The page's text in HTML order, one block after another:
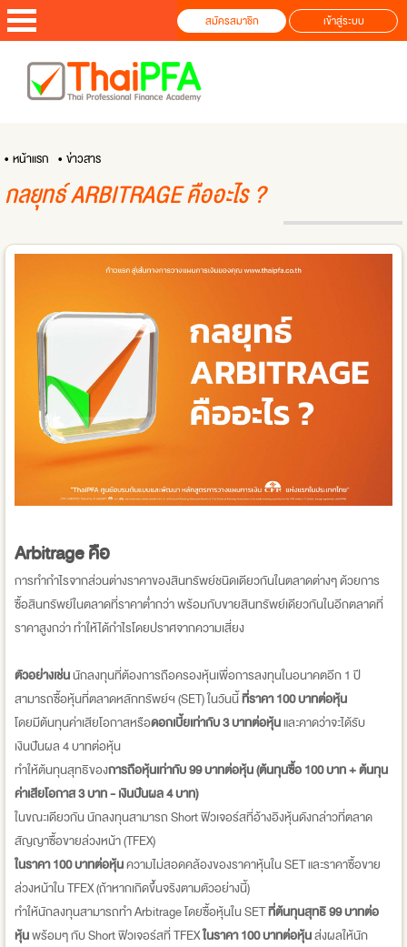
สมัครสมาชิก เข้าสู่ระบบ
• หน้าแรก • ข่าวสาร
กลยุทธ์ ARBITRAGE คืออะไร ?
Arbitrage คือ
การทำกำไรจากส่วนต่างราคาของสินทรัพย์ชนิดเดียวกันในตลาดต่างๆ ด้วยการ
ซื้อสินทรัพย์ในตลาดที่ราคาต่ำกว่า พร้อมกับขายสินทรัพย์เดียวกันในอีกตลาดที่
ราคาสูงกว่า ทำให้ได้กำไรโดยปราศจากความเสี่ยง
ตัวอย่างเช่นนักลงทุนที่ต้องการถือครองหุ้นเพื่อการลงทุนในอนาคตอีก 1 ปี
สามารถซื้อหุ้นที่ตลาดหลักทรัพย์ฯ (SET) ในวันนี้ที่ราคา 100 บาทต่อหุ้น
โดยมีต้นทุนค่าเสียโอกาสหรือดอกเบี้ยเท่ากับ 3 บาทต่อหุ้นและคาดว่าจะได้รับ
เงินปันผล 4 บาทต่อหุ้น
ทำให้ต้นทุนสุทธิของการถือหุ้นเท่ากับ 99 บาทต่อหุ้น(ต้นทุนซื้อ 100 บาท + ต้นทุน
ค่าเสียโอกาส 3 บาท - เงินปันผล 4 บาท)
ในขณะเดียวกัน นักลงทุนสามารถ Short ฟิวเจอร์สที่อ้างอิงหุ้นดังกล่าวที่ตลาด
สัญญาซื้อขายล่วงหน้า (TFEX)
ในราคา 100 บาทต่อหุ้นความไม่สอดคล้องของราคาหุ้นใน SET และราคาซื้อขาย
ล่วงหน้าใน TFEX (ถ้าหากเกิดขึ้นจริงตามตัวอย่างนี้)
ทำให้นักลงทุนสามารถทำ Arbitrage โดยซื้อหุ้นใน SETที่ต้นทุนสุทธิ 99 บาทต่อ
หุ้นพร้อมๆ กับ Short ฟิวเจอร์สที่ TFEXในราคา 100 บาทต่อหุ้นส่งผลให้นัก